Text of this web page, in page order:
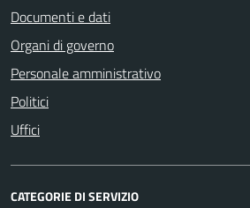
Documenti e dati
Organi di governo
Personale amministrativo
Politici
Uffici
CATEGORIE DI SERVIZIO